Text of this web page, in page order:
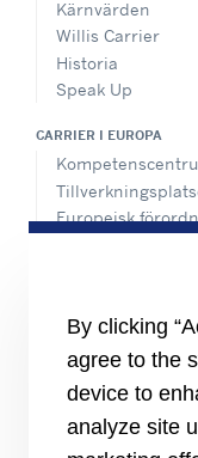
Kärnvärden
Willis Carrier
Historia
Speak Up
CARRIER I EUROPA
Europeisk
RESURSER
Broschyrer
Videor
By clicking
agree to the
device to
analyze site